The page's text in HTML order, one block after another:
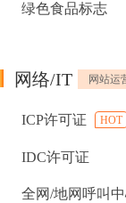
绿色食品标志
网络/IT 网站运
ICP许可证 HOT
IDC许可证
全网/地网呼叫